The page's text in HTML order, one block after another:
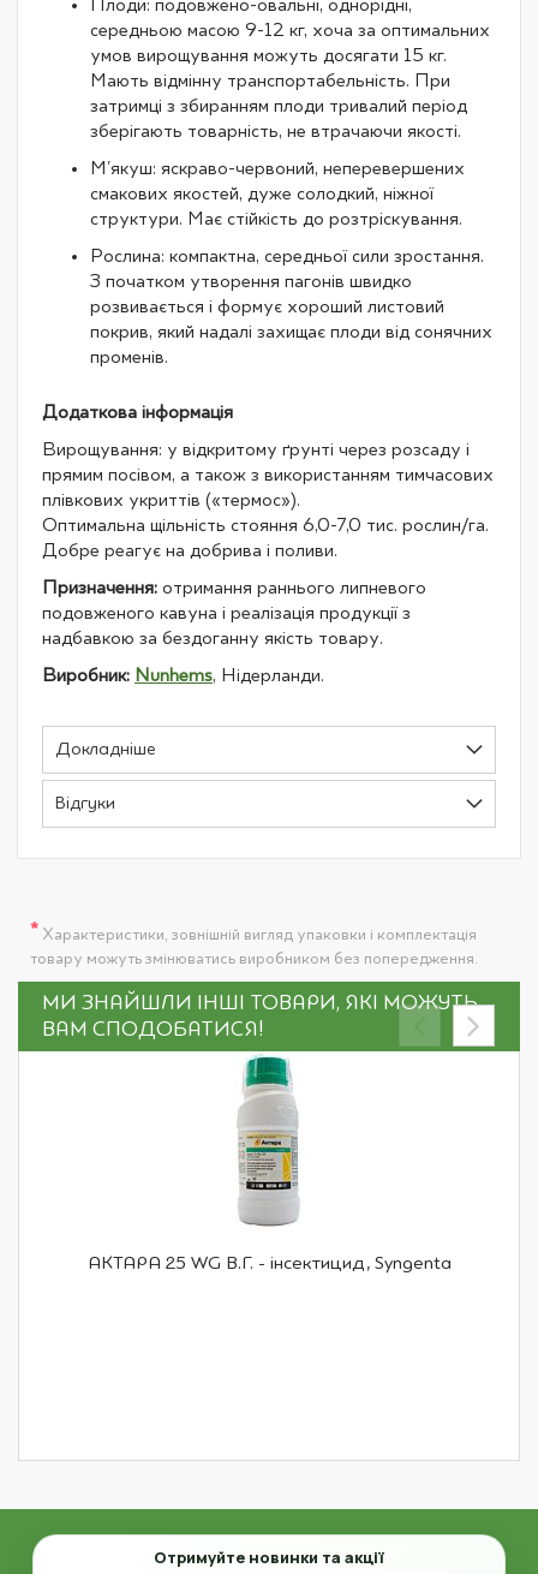
Плоди: подовжено-овальні, однорідні,
середньою масою 9-12 кг, хоча за оптимальних
умов вирощування можуть досягати 15 кг.
Мають відмінну транспортабельність. При
затримці з збиранням плоди тривалий період
зберігають товарність, не втрачаючи якості.
М'якуш: яскраво-червоний, неперевершених
смакових якостей, дуже солодкий, ніжної
структури. Має стійкість до розтріскування.
Рослина: компактна, середньої сили зростання.
З початком утворення пагонів швидко
розвивається і формує хороший листовий
покрив, який надалі захищає плоди від сонячних
променів.
Додаткова інформація
Вирощування: у відкритому ґрунті через розсаду і
прямим посівом, а також з використанням тимчасових
плівкових укриттів («термос»).
Оптимальна щільність стояння 6,0-7,0 тис. рослин/га.
Добре реагує на добрива і поливи.
Призначення: отримання раннього липневого
подовженого кавуна і реалізація продукції з
надбавкою за бездоганну якість товару.
Виробник: Nunhems, Нідерланди.
Докладніше
Відгуки
* Характеристики, зовнішній вигляд упаковки і комплектація
товару можуть змінюватись виробником без попередження.
МИ ЗНАЙШЛИ ІНШІ ТОВАРИ, ЯКІ МОЖУТЬ
ВАМ СПОДОБАТИСЯ!
АКТАРА 25 WG В.Г. - інсектицид, Syngenta
Email
Отримуйте новинки та акції